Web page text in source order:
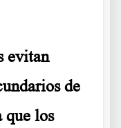
evitan
de
que los